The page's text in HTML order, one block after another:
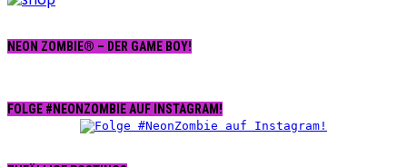
NEON ZOMBIE® – DER GAME BOY!
FOLGE #NEONZOMBIE AUF INSTAGRAM!